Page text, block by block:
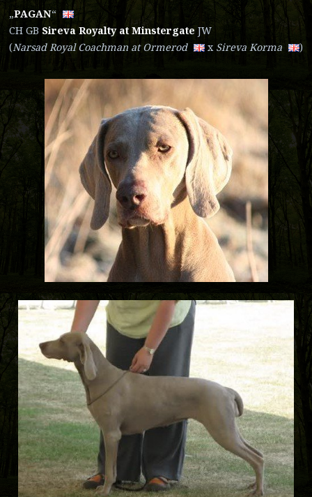
„PAGAN“
CH GB Sireva Royalty at Minstergate JW
(Narsad Royal Coachman at Ormerod x Sireva Korma ​)